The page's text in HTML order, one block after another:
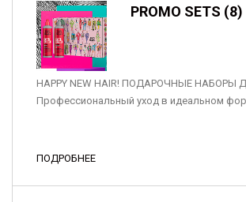
PROMO SETS (8)
HAPPY NEW HAIR! ПОДАРОЧНЫЕ НАБОРЫ
Профессиональный уход в идеальном
ПОДРОБНЕЕ